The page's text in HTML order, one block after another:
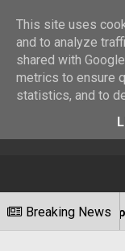
Breaking News
υπέργειων
This site uses
and to analyze
shared with
metrics to ensure
statistics, and to